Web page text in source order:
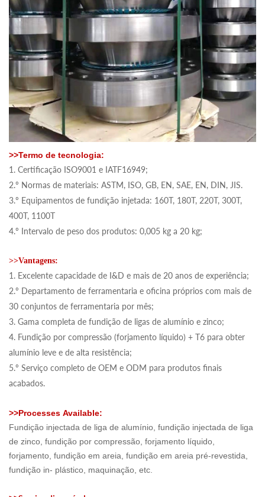
>>Termo de tecnologia:
1. Certificação ISO9001 e IATF16949;
2.º Normas de materiais: ASTM, ISO, GB, EN, SAE, EN, DIN, JIS.
3.º Equipamentos de fundição injetada: 160T, 180T, 220T, 300T,
400T, 1100T
4.º Intervalo de peso dos produtos: 0,005 kg a 20 kg;
>>Vantagens:
1. Excelente capacidade de I&D e mais de 20 anos de experiência;
2.º Departamento de ferramentaria e oficina próprios com mais de
30 conjuntos de ferramentaria por mês;
3. Gama completa de fundição de ligas de alumínio e zinco;
4. Fundição por compressão (forjamento líquido) + T6 para obter
alumínio leve e de alta resistência;
5.º Serviço completo de OEM e ODM para produtos finais
acabados.
>>Processes Available:
Fundição injectada de liga de alumínio, fundição injectada de liga
de zinco, fundição por compressão, forjamento líquido,
forjamento, fundição em areia, fundição em areia pré-revestida,
fundição in- plástico, maquinação, etc.